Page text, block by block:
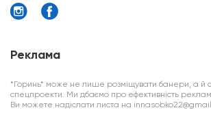
Реклама
*Горинь* може не лише розміщувати банери, а й
спецпроекти. Ми дбаємо про ефективність
Ви можете надіслати листа на